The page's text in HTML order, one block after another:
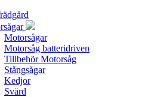
Motorsågar
Motorsåg batteridriven
Tillbehör Motorsåg
Stångsågar
Kedjor
Svärd